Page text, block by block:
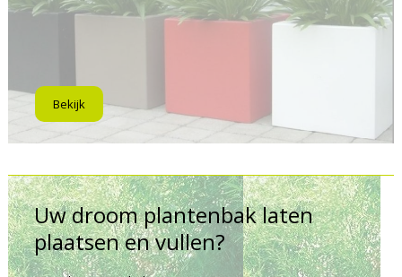
Bekijk
Uw droom plantenbak laten
plaatsen en vullen?